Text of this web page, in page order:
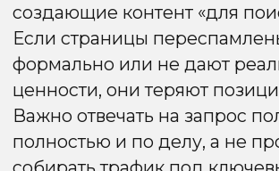
информационно завершённым. Статья,
и не оставляет открытых вопросов, всегда
будет ранжироваться лучше. Добавляйте
примеры, схемы, пояснения — всё, что
усиливает полезность материала.
Техническая составляющая также играет
ключевую роль. Используйте